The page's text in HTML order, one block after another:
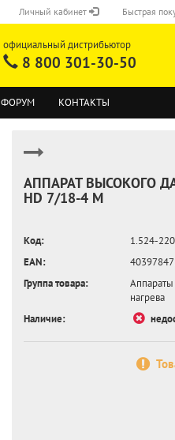
Личный кабинет Быстрая
ОТПРАВИТЬ
официальный дистрибьютор
8 800 301-30-50
ФОРУМ КОНТАКТЫ
АППАРАТ ВЫСОКОГО
HD 7/18-4 M
Код:
1.524-
EAN:
Группа товара:
Аппараты
нагрева
Наличие: